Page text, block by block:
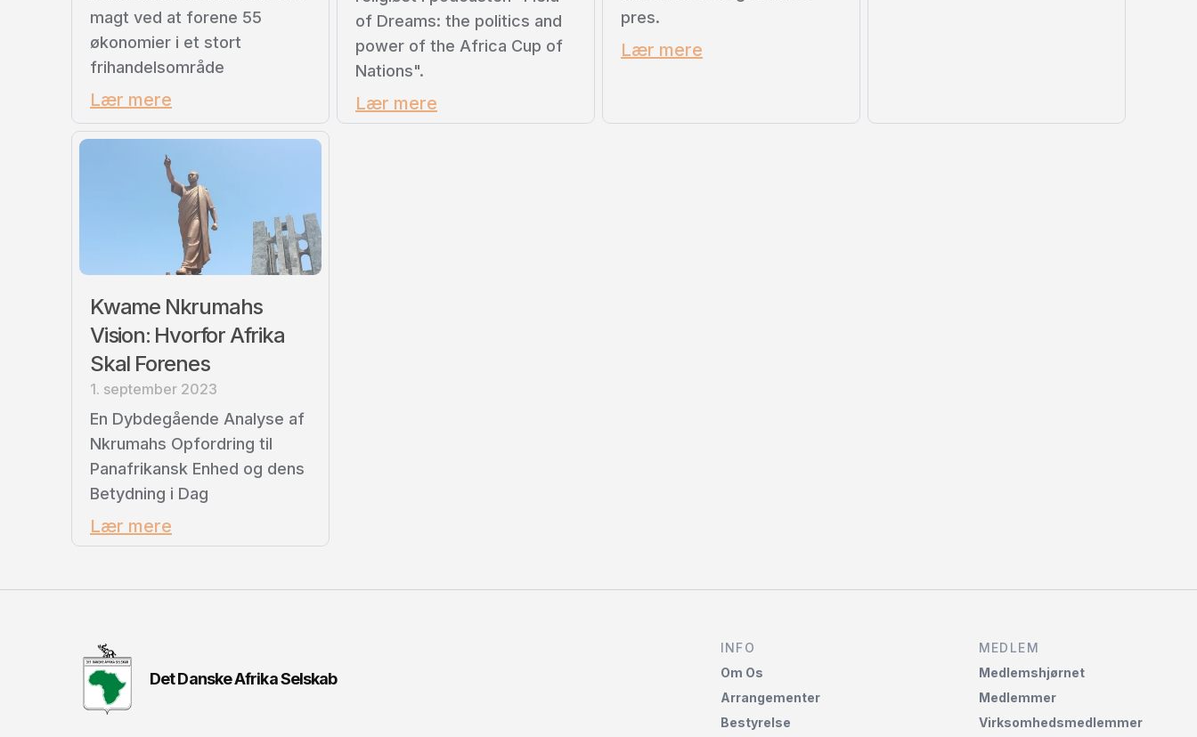
magt ved at forene 55
økonomier i et stort
frihandelsområde
Lær mere
of Dreams: the politics and
power of the Africa Cup of
Nations".
Lær mere
pres.
Lær mere
Kwame Nkrumahs
Vision: Hvorfor Afrika
Skal Forenes
1. september 2023
En Dybdegående Analyse af
Nkrumahs Opfordring til
Panafrikansk Enhed og dens
Betydning i Dag
Lær mere
Det Danske Afrika Selskab
INFO
Om Os
Arrangementer
Bestyrelse
MEDLEM
Medlemshjørnet‌
Medlemmer
Virksomhedsmedlemmer